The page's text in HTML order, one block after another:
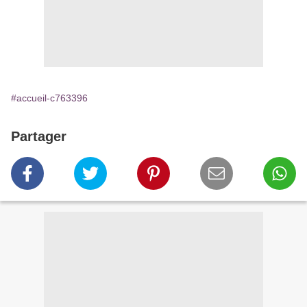
#accueil-c763396
Partager